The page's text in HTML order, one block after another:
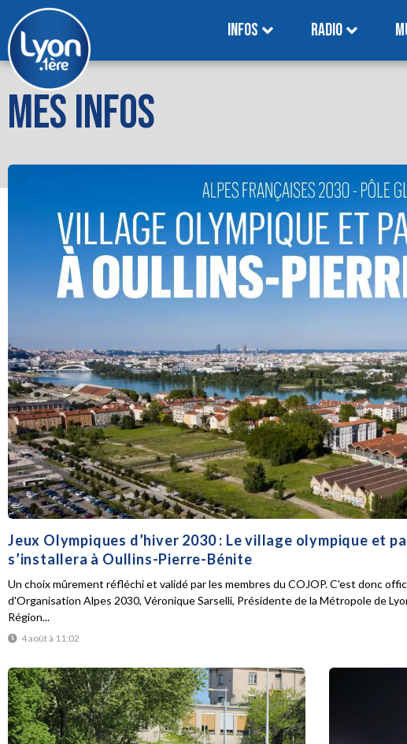
INFOS RADIO
MES INFOS
Jeux Olympiques d’hiver 2030 : Le village olympique et
s’installera à Oullins-Pierre-Bénite
4 août à 11:02
Un choix mûrement réfléchi et validé par les membres du COJOP. C'est donc
d'Organisation Alpes 2030, Véronique Sarselli, Présidente de la Métropole de
Région...